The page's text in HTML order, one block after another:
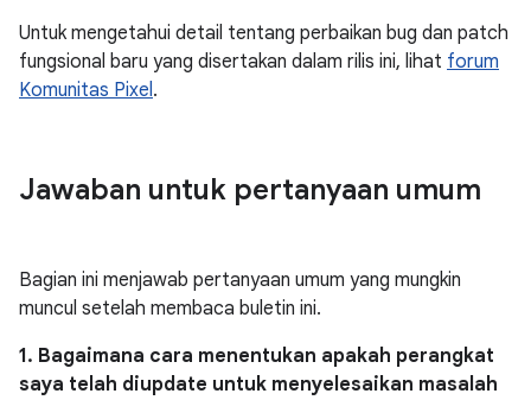
Untuk mengetahui detail tentang perbaikan bug dan patch
fungsional baru yang disertakan dalam rilis ini, lihat forum
Komunitas Pixel.
Jawaban untuk pertanyaan umum
Bagian ini menjawab pertanyaan umum yang mungkin
muncul setelah membaca buletin ini.
1. Bagaimana cara menentukan apakah perangkat
saya telah diupdate untuk menyelesaikan masalah